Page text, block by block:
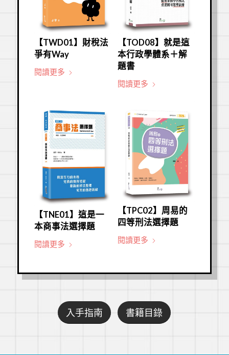
【TWD01】財稅法
爭有Way
閱讀更多
【TOD08】就是這
本行政學體系＋解
題書
閱讀更多
【TNE01】這是一
本商事法選擇題
閱讀更多
【TPC02】周易的
四等刑法選擇題
閱讀更多
入手指南 書籍目錄